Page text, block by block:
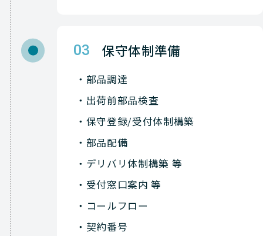
03 保守体制準備
部品調達
出荷前部品検査
保守登録/受付体制構築
部品配備
デリバリ体制構築 等
受付窓口案内 等
コールフロー
契約番号